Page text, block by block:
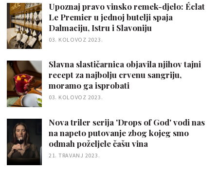
Upoznaj pravo vinsko remek-djelo: Éclat
Le Premier u jednoj butelji spaja
Dalmaciju, Istru i Slavoniju
03. KOLOVOZ 2023.
Slavna slastičarnica objavila njihov tajni
recept za najbolju crvenu sangriju,
moramo ga isprobati
03. KOLOVOZ 2023.
Nova triler serija 'Drops of God' vodi nas
na napeto putovanje zbog kojeg smo
odmah poželjele čašu vina
21. TRAVANJ 2023.